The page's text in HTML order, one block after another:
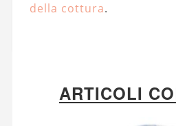
della cottura.
ARTICOLI